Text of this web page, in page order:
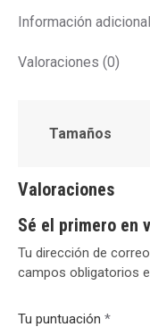
Información adicional
Valoraciones (0)
Tamaños
Valoraciones
Sé el primero en
Tu dirección de
campos obligatorios
Tu puntuación *